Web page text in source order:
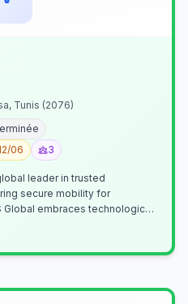
Tunis (2076)
06 3
secure mobility for
Global embraces technological